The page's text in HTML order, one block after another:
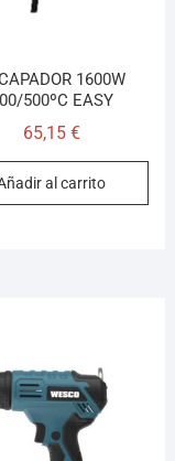
1600W
500ºC EASY
65,15 €
al carrito